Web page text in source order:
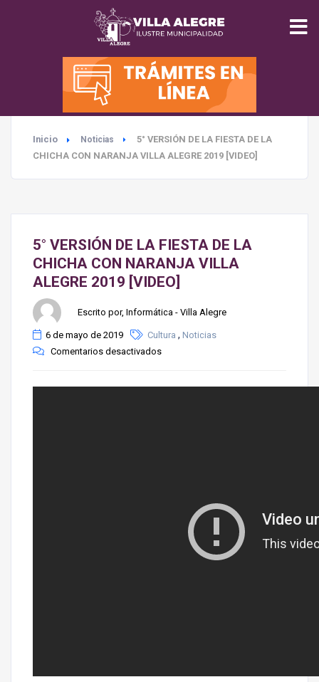
INICIO
MUNICIPALIDAD
SEGURIDAD
TURISMO
MEDIO AMBIENTE
Inicio Noticias
5° VERSIÓN DE LA FIESTA DE LA
CHICHA CON NARANJA VILLA ALEGRE 2019 [VIDEO]
5° VERSIÓN DE LA FIESTA DE LA
CHICHA CON NARANJA VILLA
ALEGRE 2019 [VIDEO]
Escrito por, Informática - Villa Alegre
6 de mayo de 2019 Cultura , Noticias
Comentarios desactivados